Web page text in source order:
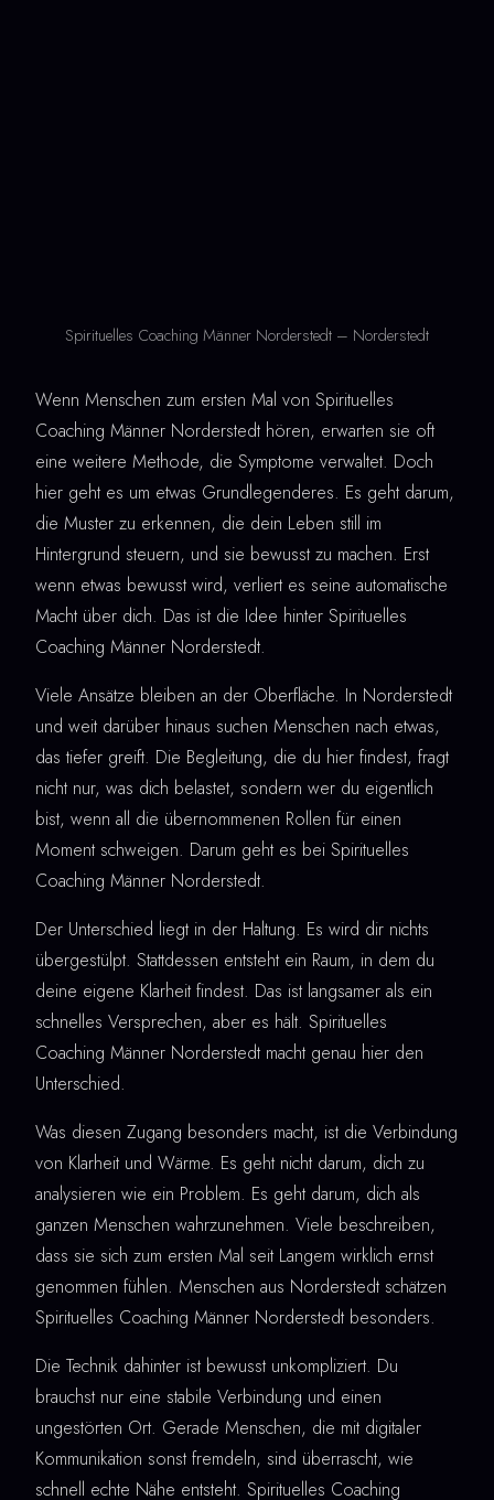
Spirituelles Coaching Männer Norderstedt – Norderstedt
Wenn Menschen zum ersten Mal von Spirituelles
Coaching Männer Norderstedt hören, erwarten sie oft
eine weitere Methode, die Symptome verwaltet. Doch
hier geht es um etwas Grundlegenderes. Es geht darum,
die Muster zu erkennen, die dein Leben still im
Hintergrund steuern, und sie bewusst zu machen. Erst
wenn etwas bewusst wird, verliert es seine automatische
Macht über dich. Das ist die Idee hinter Spirituelles
Coaching Männer Norderstedt.
Viele Ansätze bleiben an der Oberfläche. In Norderstedt
und weit darüber hinaus suchen Menschen nach etwas,
das tiefer greift. Die Begleitung, die du hier findest, fragt
nicht nur, was dich belastet, sondern wer du eigentlich
bist, wenn all die übernommenen Rollen für einen
Moment schweigen. Darum geht es bei Spirituelles
Coaching Männer Norderstedt.
Der Unterschied liegt in der Haltung. Es wird dir nichts
übergestülpt. Stattdessen entsteht ein Raum, in dem du
deine eigene Klarheit findest. Das ist langsamer als ein
schnelles Versprechen, aber es hält. Spirituelles
Coaching Männer Norderstedt macht genau hier den
Unterschied.
Was diesen Zugang besonders macht, ist die Verbindung
von Klarheit und Wärme. Es geht nicht darum, dich zu
analysieren wie ein Problem. Es geht darum, dich als
ganzen Menschen wahrzunehmen. Viele beschreiben,
dass sie sich zum ersten Mal seit Langem wirklich ernst
genommen fühlen. Menschen aus Norderstedt schätzen
Spirituelles Coaching Männer Norderstedt besonders.
Die Technik dahinter ist bewusst unkompliziert. Du
brauchst nur eine stabile Verbindung und einen
ungestörten Ort. Gerade Menschen, die mit digitaler
Kommunikation sonst fremdeln, sind überrascht, wie
schnell echte Nähe entsteht. Spirituelles Coaching